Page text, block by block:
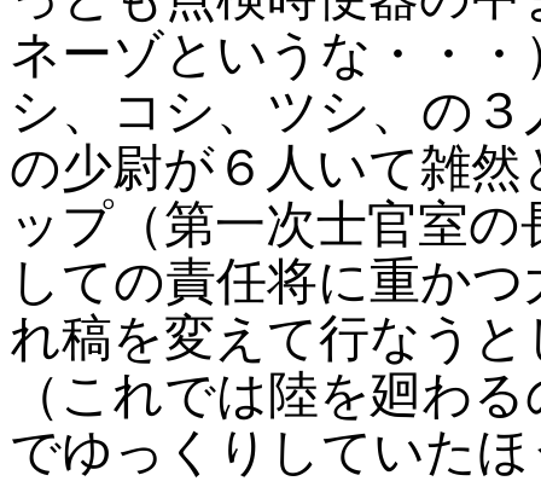
ネーゾというな・・
シ、コシ、ツシ、の３
の少尉が６人いて雑
ップ（第一次士官室
しての責任将に重か
れ稿を変えて行なうと
（これでは陸を廻わ
でゆっくりしていた